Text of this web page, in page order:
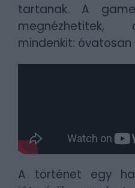
tartanak. A
megnézhetitek,
mindenkit:
A történet egy